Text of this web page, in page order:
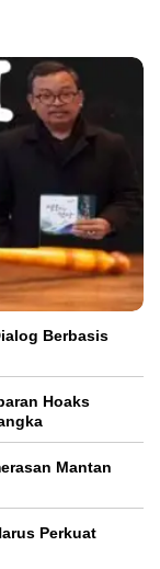
Berbasis
Hoaks
Mantan
Perkuat